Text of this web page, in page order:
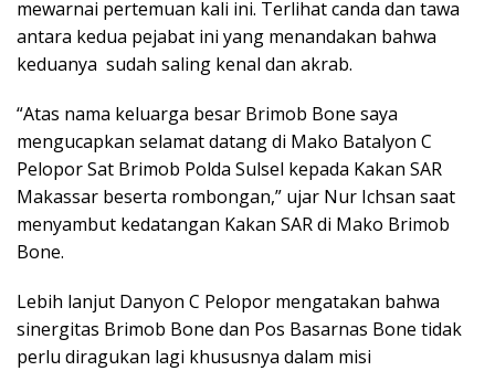
mewarnai pertemuan kali ini. Terlihat canda dan tawa
antara kedua pejabat ini yang menandakan bahwa
keduanya sudah saling kenal dan akrab.
“Atas nama keluarga besar Brimob Bone saya
mengucapkan selamat datang di Mako Batalyon C
Pelopor Sat Brimob Polda Sulsel kepada Kakan SAR
Makassar beserta rombongan,” ujar Nur Ichsan saat
menyambut kedatangan Kakan SAR di Mako Brimob
Bone.
Lebih lanjut Danyon C Pelopor mengatakan bahwa
sinergitas Brimob Bone dan Pos Basarnas Bone tidak
perlu diragukan lagi khususnya dalam misi